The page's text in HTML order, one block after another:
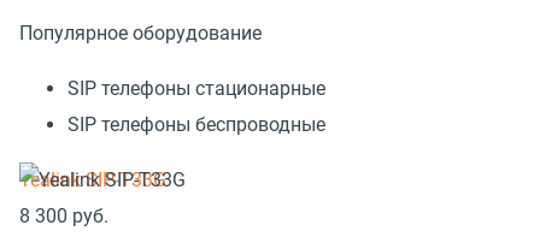
Популярное оборудование
SIP телефоны стационарные
SIP телефоны беспроводные
Yealink SIP-T33G
8 300 руб.